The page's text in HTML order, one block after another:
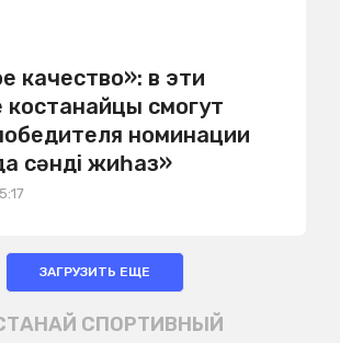
качество»: в эти
смогут
номинации
сәнді жиһаз»
ЗАГРУЗИТЬ ЕЩЕ
СПОРТИВНЫЙ